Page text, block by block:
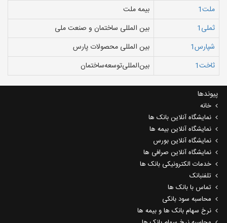
ملت1
بیمه ملت
ثملی1
بین المللی ساختمان و صنعت ملی
شپارس1
بین‌ المللی‌ محصولات‌ پارس‌
ثاخت1
بین‌المللی‌توسعه‌ساختمان
پیوندها
خانه
نمایشگاه آنلاین بانک ها
نمایشگاه آنلاین بیمه ها
نمایشگاه آنلاین بورس
نمایشگاه آنلاین صرافی ها
خدمات الکترونیکی بانک ها
تلفنبانک
تماس با بانک ها
محاسبه سود بانکی
نرخ سهام بانک ها و بیمه ها